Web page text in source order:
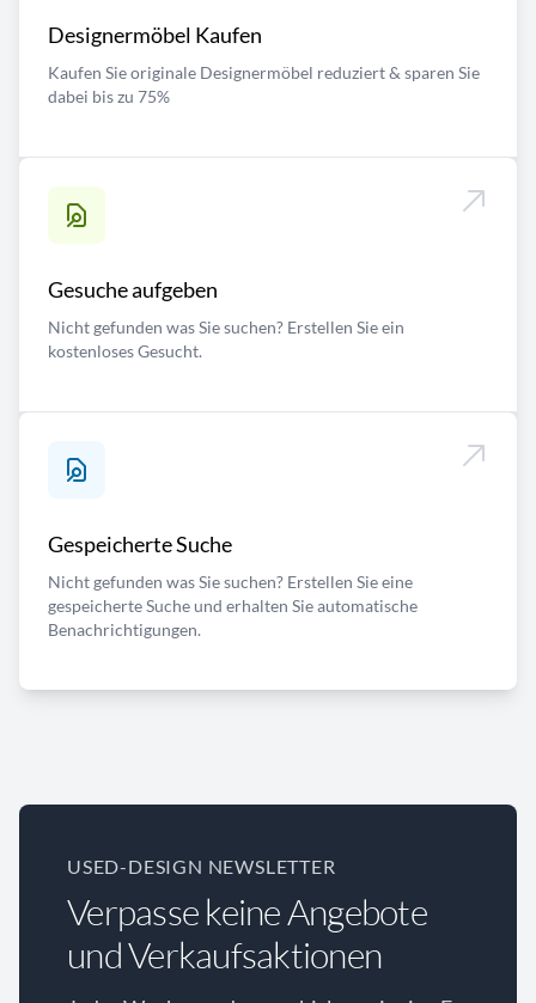
Designermöbel Kaufen
Kaufen Sie originale Designermöbel reduziert & sparen Sie
dabei bis zu 75%
Gesuche aufgeben
Nicht gefunden was Sie suchen? Erstellen Sie ein
kostenloses Gesucht.
Gespeicherte Suche
Nicht gefunden was Sie suchen? Erstellen Sie eine
gespeicherte Suche und erhalten Sie automatische
Benachrichtigungen.
USED-DESIGN NEWSLETTER
Verpasse keine Angebote
und Verkaufsaktionen